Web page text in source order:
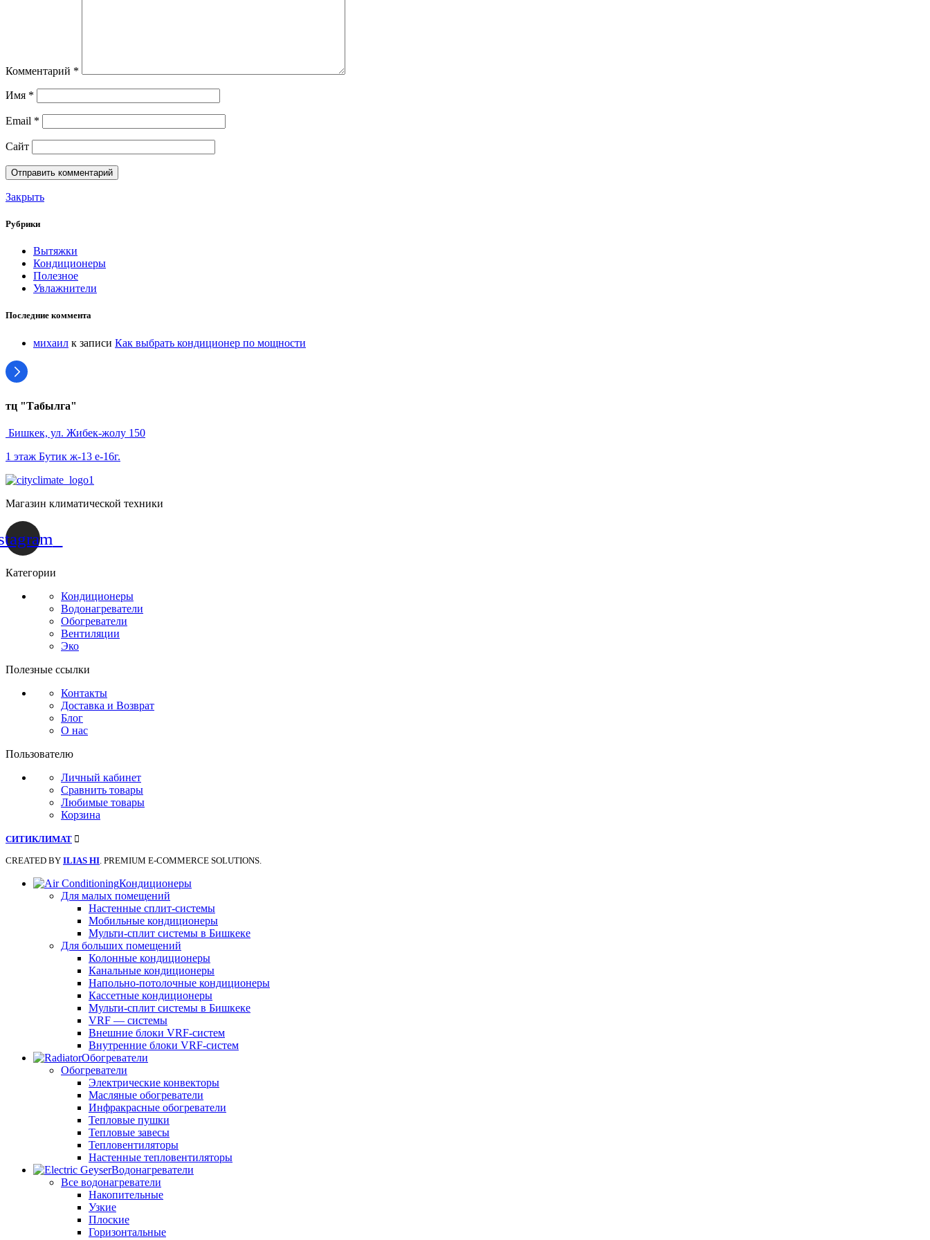
Комментарий *
Имя *
Email *
Сайт
Закрыть
Рубрики
Вытяжки
Кондиционеры
Полезное
Увлажнители
Последние коммента
михаил к записи Как выбрать кондиционер по мощности
тц "Табылга"
Бишкек, ул. Жибек-жолу 150
1 этаж Бутик ж-13 е-16г.
Магазин климатической техники
Категории
Кондиционеры
Водонагреватели
Обогреватели
Вентиляции
Эко
Полезные ссылки
Контакты
Доставка и Возврат
Блог
О нас
Пользователю
Личный кабинет
Сравнить товары
Любимые товары
Корзина
СИТИКЛИМАТ
CREATED BY ILIAS HI. PREMIUM E-COMMERCE SOLUTIONS.
Кондиционеры
Для малых помещений
Настенные сплит-системы
Мобильные кондиционеры
Мульти-сплит системы в Бишкеке
Для больших помещений
Колонные кондиционеры
Канальные кондиционеры
Напольно-потолочные кондиционеры
Кассетные кондиционеры
Мульти-сплит системы в Бишкеке
VRF — системы
Внешние блоки VRF-систем
Внутренние блоки VRF-систем
Обогреватели
Обогреватели
Электрические конвекторы
Масляные обогреватели
Инфракрасные обогреватели
Тепловые пушки
Тепловые завесы
Тепловентиляторы
Настенные тепловентиляторы
Водонагреватели
Все водонагреватели
Накопительные
Узкие
Плоские
Горизонтальные